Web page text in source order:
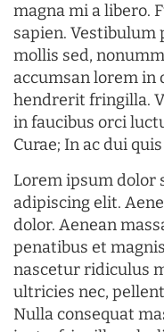
magna mi a libero.
sapien. Vestibulum
mollis sed,
accumsan lorem in
hendrerit fringilla.
in faucibus orci
Curae; In ac dui
Lorem ipsum dolor
adipiscing elit.
dolor. Aenean
penatibus et
nascetur ridiculus
ultricies nec,
Nulla consequat